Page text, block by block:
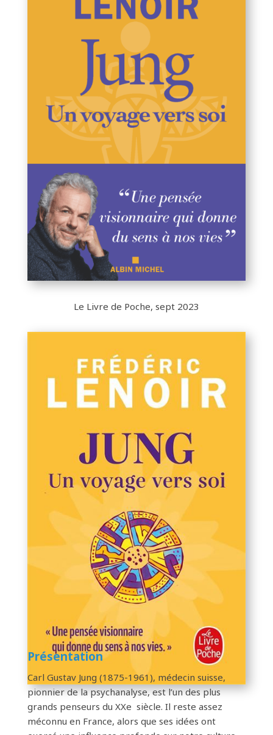
Le Livre de Poche, sept 2023
Présentation
Carl Gustav Jung (1875-1961), médecin suisse,
pionnier de la psychanalyse, est l’un des plus
grands penseurs du XXe siècle. Il reste assez
méconnu en France, alors que ses idées ont